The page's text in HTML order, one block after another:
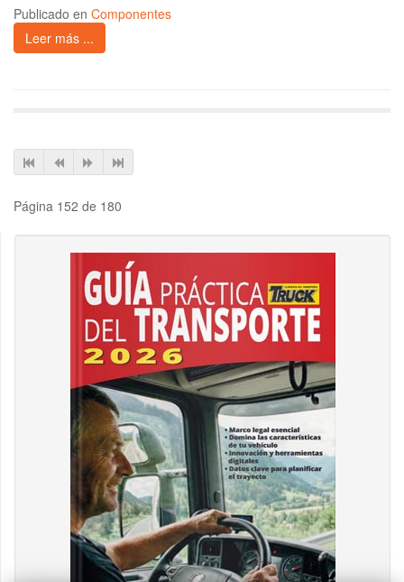
Publicado en Componentes
Leer más ...
Página 152 de 180